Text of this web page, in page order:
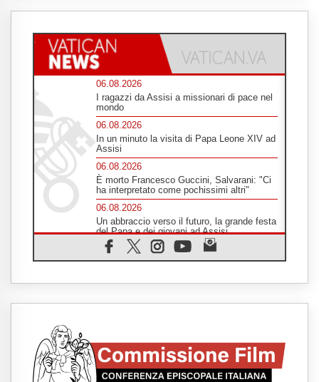
06.08.2026
I ragazzi da Assisi a missionari di pace nel
mondo
06.08.2026
In un minuto la visita di Papa Leone XIV ad
Assisi
06.08.2026
È morto Francesco Guccini, Salvarani: "Ci
ha interpretato come pochissimi altri"
06.08.2026
Un abbraccio verso il futuro, la grande festa
del Papa e dei giovani ad Assisi
06.08.2026
Il grazie dei giovani al Papa: "Oggi ci
Leone XIV: la rivoluzione del Vangelo
06.08.2026
Fra Marco Vianelli: alla scuola di san
Francesco per imparare il Vangelo della
pace